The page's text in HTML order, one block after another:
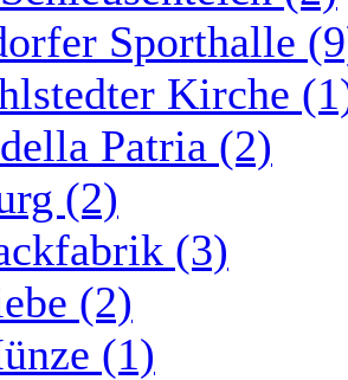
Sporthalle
Kirche
Patria (2)
(2)
(3)
(2)
(1)